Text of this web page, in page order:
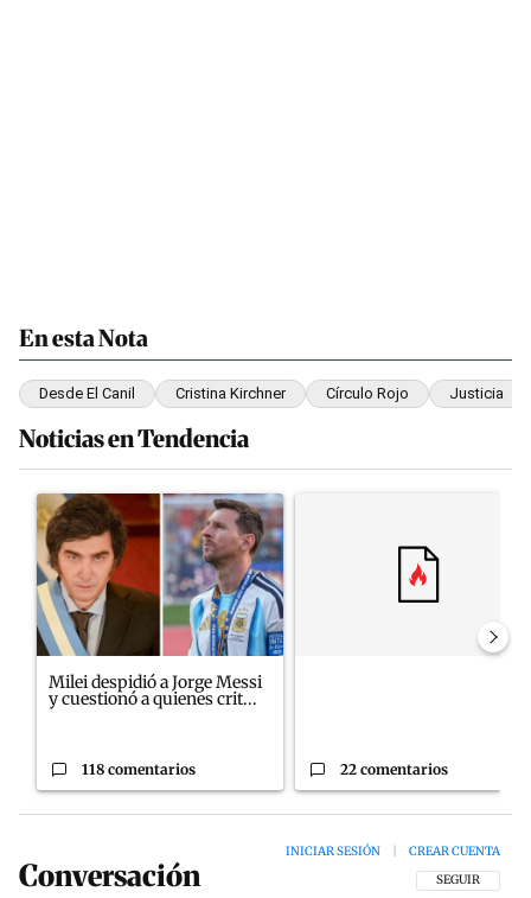
En esta Nota
Desde El Canil Cristina Kirchner Círculo Rojo Justicia
Noticias en Tendencia
Este listado muestra los artículos con más comentarios en los
Un artículo de tendencia con el título "Milei despidió a Jorge
Milei despidió a Jorge Messi
y cuestionó a quienes crit...
118 comentarios 22 comentarios
Conversación SIGA ESTA
SEGUIR
INICIAR SESIÓN CREAR CUENTA